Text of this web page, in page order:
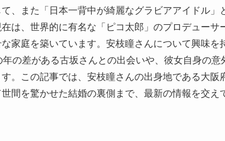
、また「日本一背中が綺麗なグラビアアイドル
は、世界的に有名な「ピコ太郎」のプロデュー
家庭を築いています。安枝瞳さんについて興味
年の差がある古坂さんとの出会いや、彼女自身の
。この記事では、安枝瞳さんの出身地である大
間を驚かせた結婚の裏側まで、最新の情報を交え